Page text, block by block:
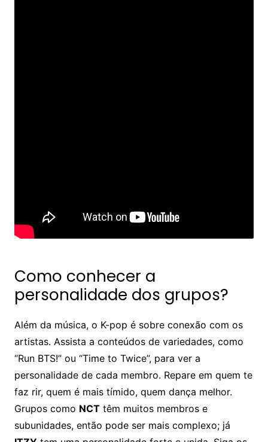
Como conhecer a
personalidade dos grupos?
Além da música, o K-pop é sobre conexão com os
artistas. Assista a conteúdos de variedades, como
“Run BTS!” ou “Time to Twice”, para ver a
personalidade de cada membro. Repare em quem te
faz rir, quem é mais tímido, quem dança melhor.
Grupos como NCTtêm muitos membros e
subunidades, então pode ser mais complexo; já